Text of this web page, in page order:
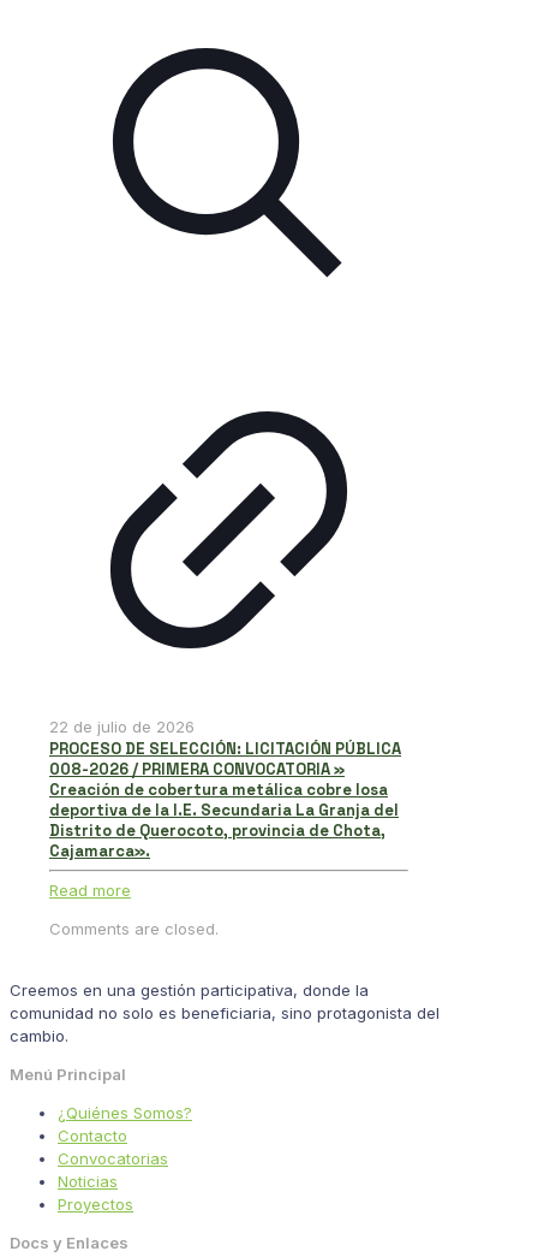
22 de julio de 2026
PROCESO DE SELECCIÓN: LICITACIÓN PÚBLICA
008-2026 / PRIMERA CONVOCATORIA »
Creación de cobertura metálica cobre losa
deportiva de la I.E. Secundaria La Granja del
Distrito de Querocoto, provincia de Chota,
Cajamarca».
Read more
Comments are closed.
Creemos en una gestión participativa, donde la
comunidad no solo es beneficiaria, sino protagonista del
cambio.
Menú Principal
¿Quiénes Somos?
Contacto
Convocatorias
Noticias
Proyectos
Docs y Enlaces